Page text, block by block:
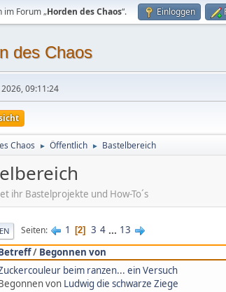
im Forum „Horden des Chaos“. Einloggen
des Chaos
09:11:24
Chaos ► Öffentlich ► Bastelbereich
ihr Bastelprojekte und How-To´s
Seiten 1 2 3 4 ... 13
/ Begonnen von
beim ranzen... ein Versuch
von Ludwig die schwarze Ziege